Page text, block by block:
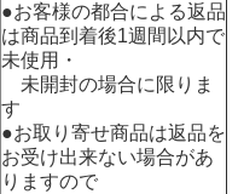
●お客様の都合による返品
は商品到着後1週間以内で
未使用・
未開封の場合に限りま
す
●お取り寄せ商品は返品を
お受け出来ない場合があ
りますので